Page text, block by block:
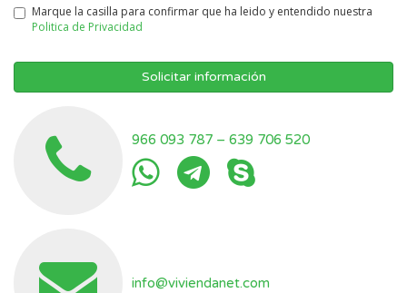
Marque la casilla para confirmar que ha leido y entendido nuestra
Politica de Privacidad
Solicitar información
966 093 787 – 639 706 520
info@viviendanet.com